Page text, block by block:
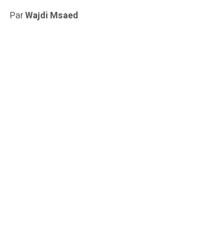
ParWajdi Msaed